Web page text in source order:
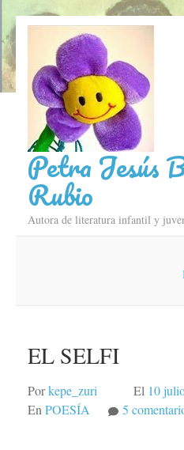
Saltar
contenido
(presiona
tecla
Intro)
Petra Jesús
Rubio
Autora de literatura infantil y
EL SELFI
Porkepe_zuri El 10
En POESÍA 5